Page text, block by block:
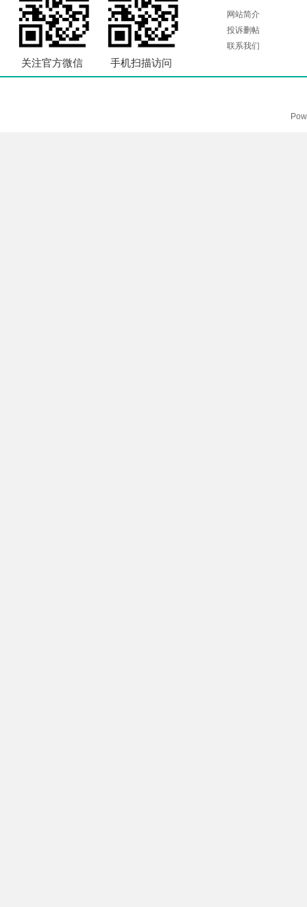
关注官方微信 手机扫描访问
网站简介
投诉删帖
联系我们